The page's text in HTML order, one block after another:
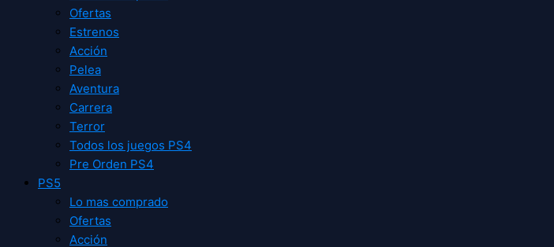
Ofertas
Estrenos
Acción
Pelea
Aventura
Carrera
Terror
Todos los juegos PS4
Pre Orden PS4
PS5
Lo mas comprado
Ofertas
Acción